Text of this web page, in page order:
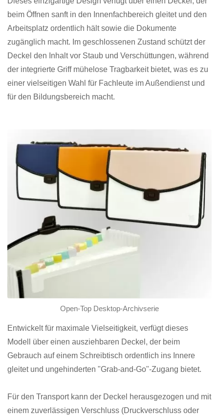
beim Öffnen sanft in den Innenfachbereich gleitet und den
Arbeitsplatz ordentlich hält sowie die Dokumente
zugänglich macht. Im geschlossenen Zustand schützt der
Deckel den Inhalt vor Staub und Verschüttungen, während
der integrierte Griff mühelose Tragbarkeit bietet, was es zu
einer vielseitigen Wahl für Fachleute im Außendienst und
für den Bildungsbereich macht.
Open-Top Desktop-Archivserie
Entwickelt für maximale Vielseitigkeit, verfügt dieses
Modell über einen ausziehbaren Deckel, der beim
Gebrauch auf einem Schreibtisch ordentlich ins Innere
gleitet und ungehinderten "Grab-and-Go"-Zugang bietet.
Für den Transport kann der Deckel herausgezogen und mit
einem zuverlässigen Verschluss (Druckverschluss oder